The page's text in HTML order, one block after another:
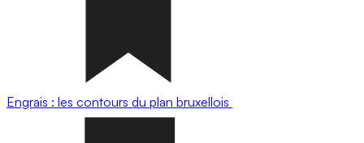
Engrais : les contours du plan bruxellois